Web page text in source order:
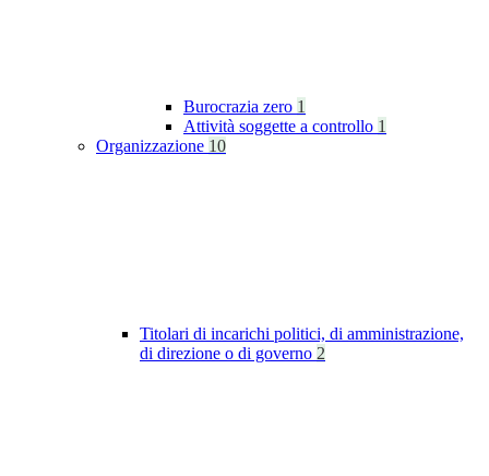
Burocrazia zero 1
Attività soggette a controllo 1
Organizzazione 10
Titolari di incarichi politici, di amministrazione,
di direzione o di governo 2